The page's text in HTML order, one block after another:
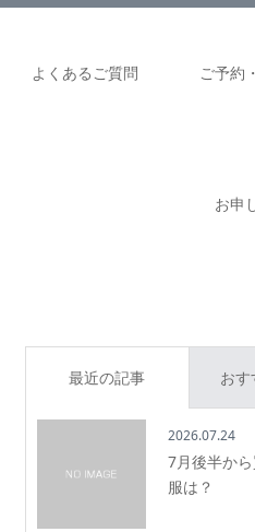
よくあるご質問 ご予約
お申
最近の記事 おす
2026.07.24
7月後半か
服は？